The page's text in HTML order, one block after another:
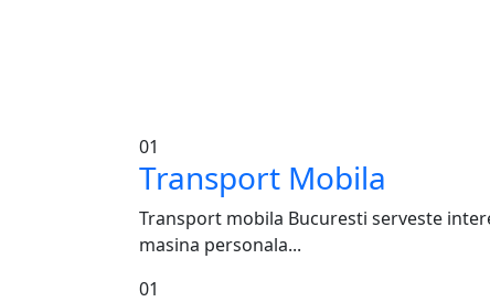
01
Transport Mobila
Transport mobila Bucuresti serveste
masina personala...
01